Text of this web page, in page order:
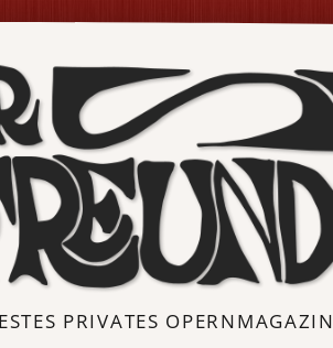
PRIVATES OPERNMAGAZIN